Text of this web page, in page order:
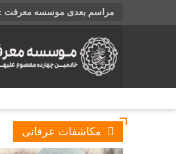
مراسم بعدی موسسه معرفت :
مکاشفات عرفانی